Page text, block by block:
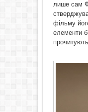
лише сам
фільму
елементи